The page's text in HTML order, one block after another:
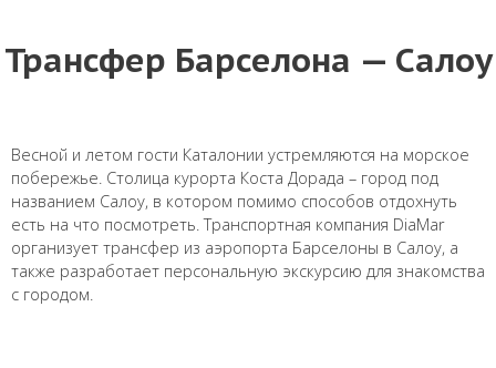
Трансфер Барселона — Салоу
Весной и летом гости Каталонии устремляются на морское
побережье. Столица курорта Коста Дорада – город под
названием Салоу, в котором помимо способов отдохнуть
есть на что посмотреть. Транспортная компания DiaMar
организует трансфер из аэропорта Барселоны в Салоу, а
также разработает персональную экскурсию для знакомства
с городом.